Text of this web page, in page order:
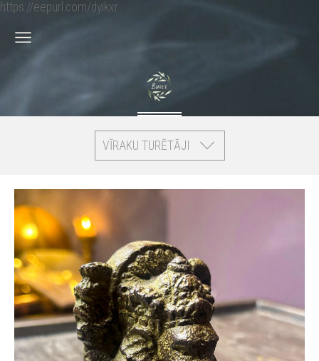
https://eepurl.com/dyikxr
VĪRAKU TURĒTĀJI